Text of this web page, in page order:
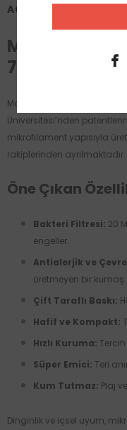
AÇIKLAMA
Mandala /
75 x 130 cm
Madaline® Mikrofilament
Üniversitesi’nden
mikrofilament yapısıyla
rakiplerinden ayrılmaktadır.
Öne Çıkan
Bakteri Filtresi: 20
engeller.
Antialerjik ve
üretmeyen bir kumaş.
Çift Taraflı Baskı:
Hafif ve Kompakt:
Hızlı Kuruma:
Süper Emici: Teri
Kum Tutmaz: Plaj
Dinginlik ve içsel uyum,